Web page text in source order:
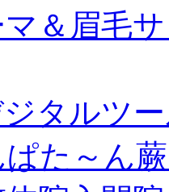
＆眉毛
タルツ
た～ん